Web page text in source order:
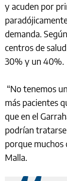
y acuden por
demanda.
centros de
30% y un 40%.
“No tenemos
más pacientes
que en el
podrían
porque muchos
Malla.